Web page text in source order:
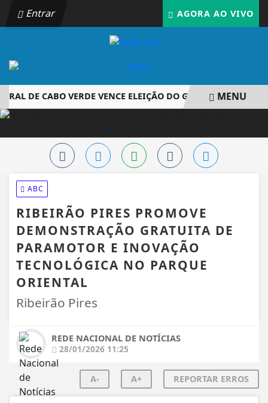
Entrar AGORA AO VIVO
DE CABO VERDE VENCE ELEIÇÃO DO GOL MAIS BONITO
MENU
ABC
RIBEIRÃO PIRES PROMOVE
DEMONSTRAÇÃO GRATUITA DE
PARAMOTOR E INOVAÇÃO
TECNOLÓGICA NO PARQUE
ORIENTAL
Ribeirão Pires
REDE NACIONAL DE NOTÍCIAS
28/01/2026 11:25
A- A+ REPORTAR ERROS